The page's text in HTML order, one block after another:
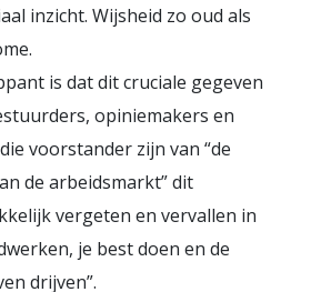
inzicht. Wijsheid zo oud als
is dat dit cruciale gegeven
opiniemakers en
voorstander zijn van “de
de arbeidsmarkt” dit
vergeten en vervallen in
je best doen en de
drijven”.